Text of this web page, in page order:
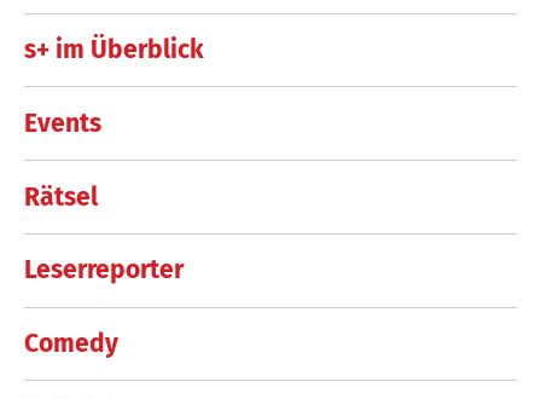
s+ im Überblick
Events
Rätsel
Leserreporter
Comedy